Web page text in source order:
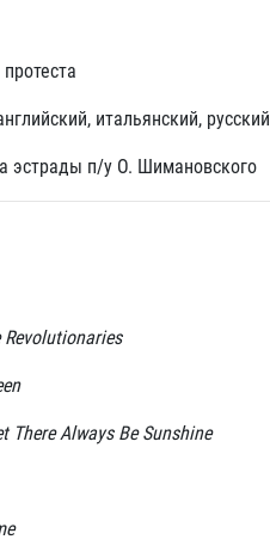
итальянский, русский
эстрады п/у О. Шимановского
Revolutionaries
There Always Be Sunshine